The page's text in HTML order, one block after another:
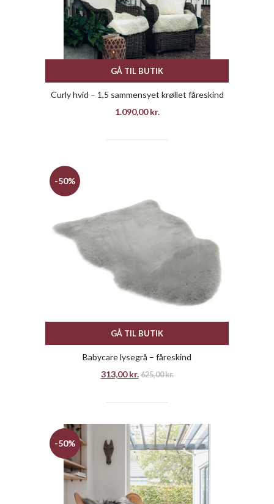
GÅ TIL BUTIK
Curly hvid – 1,5 sammensyet krøllet fåreskind
1.090,00kr.
-50%
GÅ TIL BUTIK
Babycare lysegrå – fåreskind
313,00kr. 625,00kr.
-50%